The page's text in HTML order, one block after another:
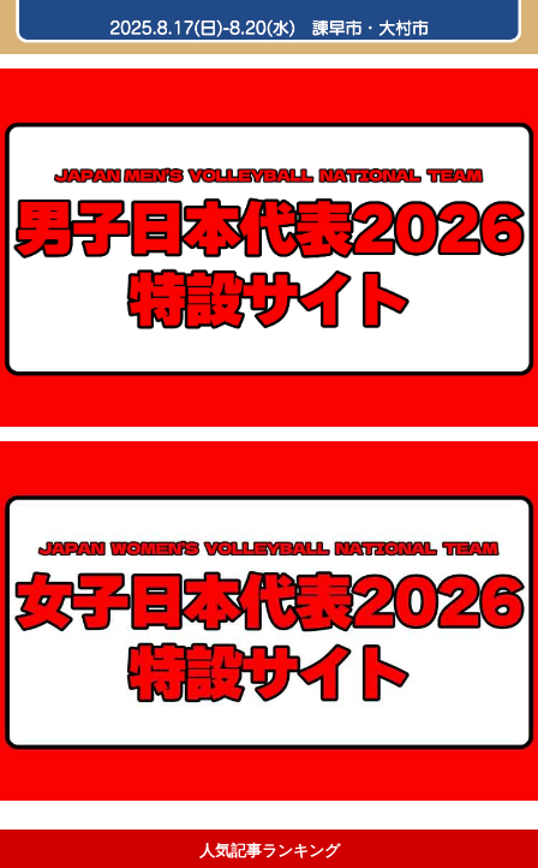
人気記事ランキング